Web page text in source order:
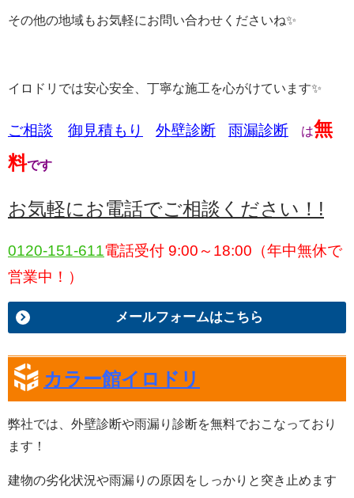
その他の地域もお気軽にお問い合わせくださいね✨
イロドリでは安心安全、丁寧な施工を心がけています✨
ご相談 御 見積もり 外壁診断 雨漏診断 は無
料です
お気軽にお電話でご相談ください！!
0120-151-611電話受付 9:00～18:00（年中無休で
営業中！）
メールフォームはこちら
カラー館イロドリ
弊社では、 外壁診断や雨漏り診断を無料でおこなっており
ます！
建物の劣化状況や雨漏りの原因をしっかりと突き止めます